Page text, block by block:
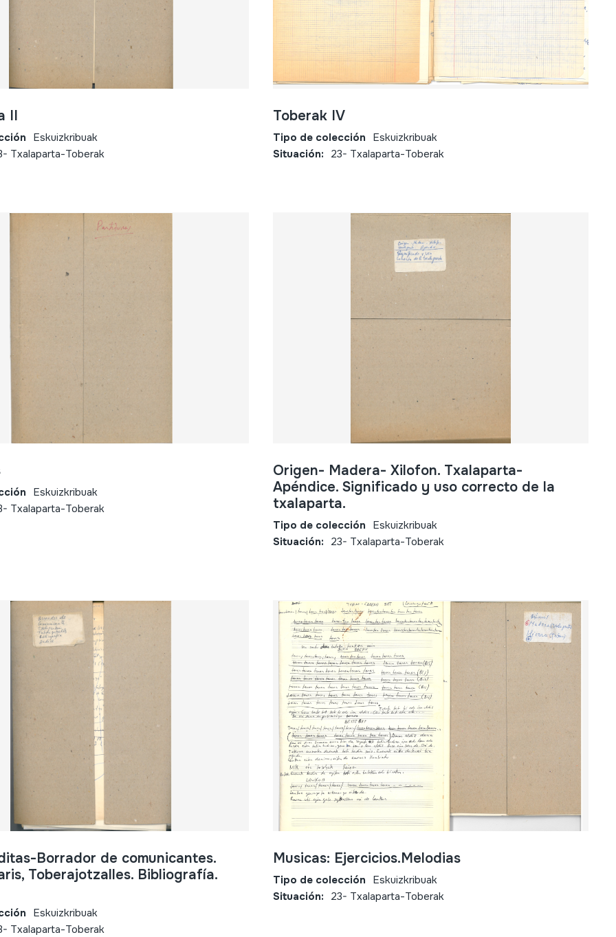
II
Eskuizkribuak
Txalaparta-Toberak
Toberak IV
Tipo de colección Eskuizkribuak
Situación: 23- Txalaparta-Toberak
Eskuizkribuak
Txalaparta-Toberak
Origen- Madera- Xilofon. Txalaparta-
Apéndice. Significado y uso correcto de la
txalaparta.
Tipo de colección Eskuizkribuak
Situación: 23- Txalaparta-Toberak
Borrador de comunicantes.
Toberajotzalles. Bibliografía.
Eskuizkribuak
Txalaparta-Toberak
Musicas: Ejercicios.Melodias
Tipo de colección Eskuizkribuak
Situación: 23- Txalaparta-Toberak